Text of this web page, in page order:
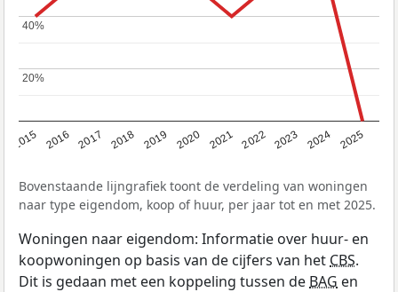
2015 2016 2017 2018 2019 2020 2021 2022 2023 2024 2025
20%
20%
40%
40%
Bovenstaande lijngrafiek toont de verdeling van woningen
naar type eigendom, koop of huur, per jaar tot en met 2025.
Woningen naar eigendom: Informatie over huur- en
koopwoningen op basis van de cijfers van het CBS.
Dit is gedaan met een koppeling tussen de BAG en